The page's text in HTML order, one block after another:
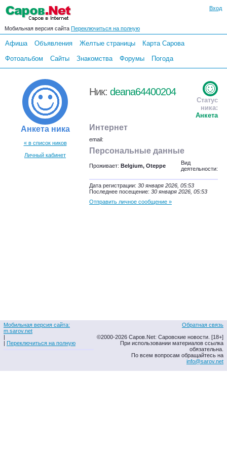
Вход
Мобильная версия сайта Переключиться на полную
Афиша Объявления Желтые страницы
Карта Сарова
Фотоальбом
Сайты Знакомства Форумы Погода
Анкета ника
« в список ников
Личный кабинет
Ник: deana64400204
Статус
ника:
Анкета
Интернет
email:
Персональные данные
Проживает: Belgium, Oteppe
Вид
деятельности:
Дата регистрации: 30 января 2026, 05:53
Последнее посещение: 30 января 2026, 05:53
Отправить личное сообщение »
Мобильная версия сайта:
m.sarov.net
|
| Переключиться на полную
Обратная связь
©2000-2026 Саров.Net: Саровские новости. [18+]
При использовании материалов ссылка
обязательна.
По всем вопросам обращайтесь на
info@sarov.net